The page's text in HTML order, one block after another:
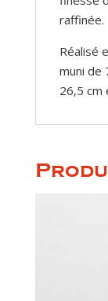
raffinée.
Réalisé
muni de
26,5 cm